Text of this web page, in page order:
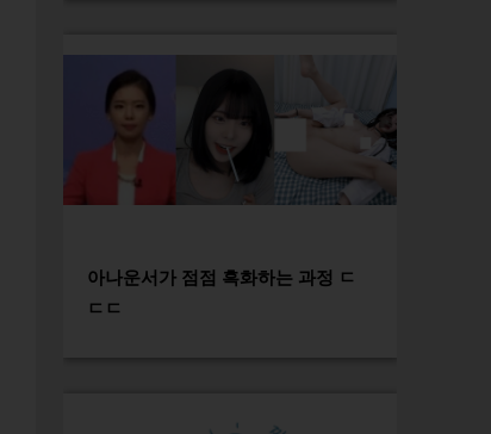
아나운서가 점점 흑화하는 과정 ㄷ
ㄷㄷ